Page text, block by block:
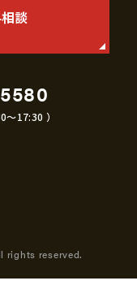
談
〜17:30 ）
rights reserved.